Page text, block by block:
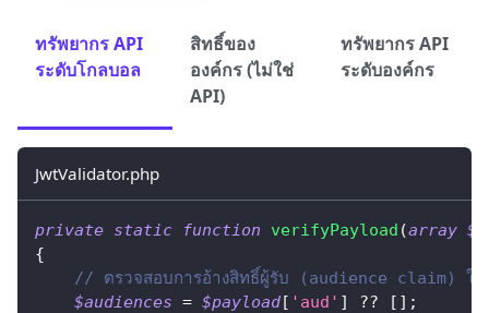
ทรัพยากร API
ระดับโกลบอล
สิทธิ์ของ
องค์กร (ไม่ใช่
API)
ทรัพยากร API
ระดับองค์กร
JwtValidator.php
private static function verifyPayload (array
{
// ตรวจสอบการอ้างสิทธิ์ผู้รับ (audience claim) ให้
$audiences = $payload[ 'aud' ] ?? [ ] ;